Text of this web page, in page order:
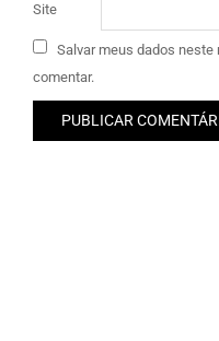
Site
Salvar meus dados neste
comentar.